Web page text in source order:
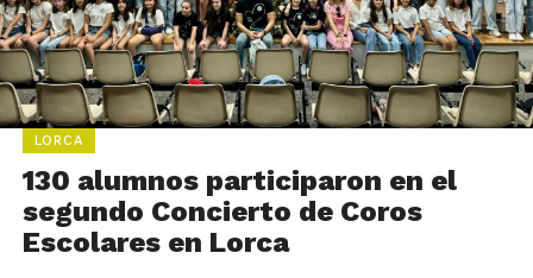
LORCA
130 alumnos participaron en el
segundo Concierto de Coros
Escolares en Lorca